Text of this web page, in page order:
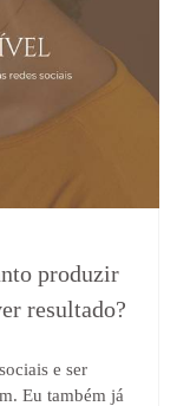
produzir
resultado?
e ser
Eu também já